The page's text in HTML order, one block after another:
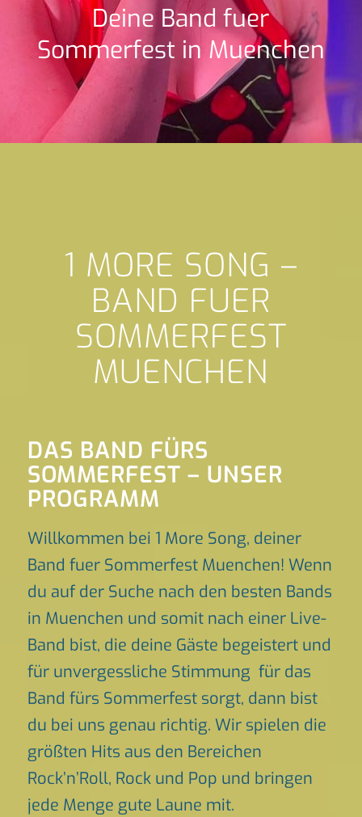
Deine Band fuer
Sommerfest in Muenchen
1 MORE SONG –
BAND FUER
SOMMERFEST
MUENCHEN
DAS BAND FÜRS
SOMMERFEST – UNSER
PROGRAMM
Willkommen bei 1 More Song, deiner
Band fuer Sommerfest Muenchen! Wenn
du auf der Suche nach den besten Bands
in Muenchen und somit nach einer Live-
Band bist, die deine Gäste begeistert und
für unvergessliche Stimmung für das
Band fürs Sommerfest sorgt, dann bist
du bei uns genau richtig. Wir spielen die
größten Hits aus den Bereichen
Rock’n’Roll, Rock und Pop und bringen
jede Menge gute Laune mit.